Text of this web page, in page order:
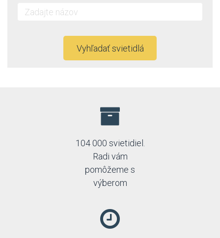
Vyhľadať svietidlá
104 000 svietidiel.
Radi vám
pomôžeme s
výberom